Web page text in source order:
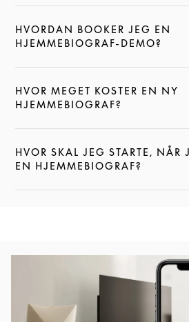
HVORDAN BOOKER JEG EN
HJEMMEBIOGRAF-DEMO?
KLIK FOR AT UDVIDE DENNE
HVOR MEGET KOSTER EN NY
HJEMMEBIOGRAF?
KLIK FOR AT UDVIDE DENNE
HVOR SKAL JEG STARTE, NÅR
EN HJEMMEBIOGRAF?
KLIK FOR AT UDVIDE DENNE